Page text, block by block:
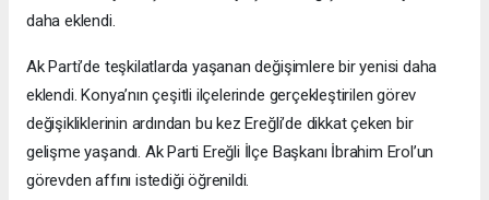
daha eklendi.
Ak Parti’de teşkilatlarda yaşanan değişimlere bir yenisi daha
eklendi. Konya’nın çeşitli ilçelerinde gerçekleştirilen görev
değişikliklerinin ardından bu kez Ereğli’de dikkat çeken bir
gelişme yaşandı. Ak Parti Ereğli İlçe Başkanı İbrahim Erol’un
görevden affını istediği öğrenildi.